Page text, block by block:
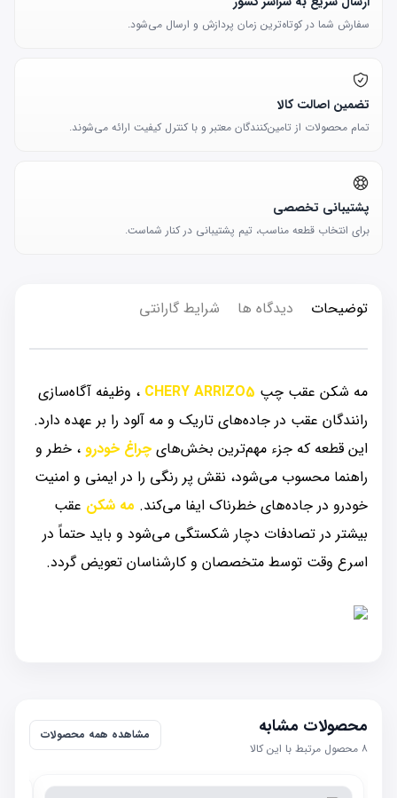
سفارش شما در کوتاه‌ترین زمان پردازش و ارسال می‌شود.
تضمین اصالت کالا
تمام محصولات از تامین‌کنندگان معتبر و با کنترل کیفیت ارائه می‌شوند.
پشتیبانی تخصصی
برای انتخاب قطعه مناسب، تیم پشتیبانی در کنار شماست.
توضیحات دیدگاه ها شرایط گارانتی
مه شکن عقب چپ CHERY ARRIZO5 ، وظیفه آگاه‌سازی
رانندگان عقب در جاده‌های تاریک و مه آلود را بر عهده دارد.
این قطعه که جزء مهم‌ترین بخش‌های چراغ خودرو ، خطر و
راهنما محسوب می‌شود، نقش پر رنگی را در ایمنی و امنیت
خودرو در جاده‌های خطرناک ایفا می‌کند. مه شکن عقب
بیشتر در تصادفات دچار شکستگی می‌شود و باید حتماً در
اسرع وقت توسط متخصصان و کارشناسان تعویض گردد.
محصولات مشابه
۸ محصول مرتبط با این کالا
مشاهده همه محصولات